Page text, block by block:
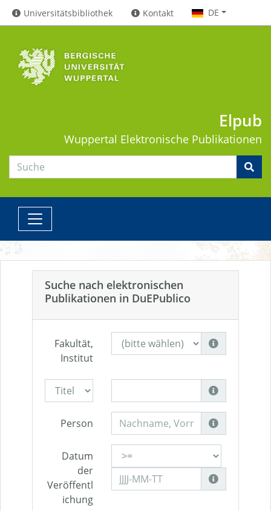
Universitätsbibliothek Kontakt DE
Elpub
Wuppertal Elektronische Publikationen
Suche nach elektronischen
Publikationen in DuEPublico
Fakultät,
Institut
Person
Datum
der
Veröffentl
ichung